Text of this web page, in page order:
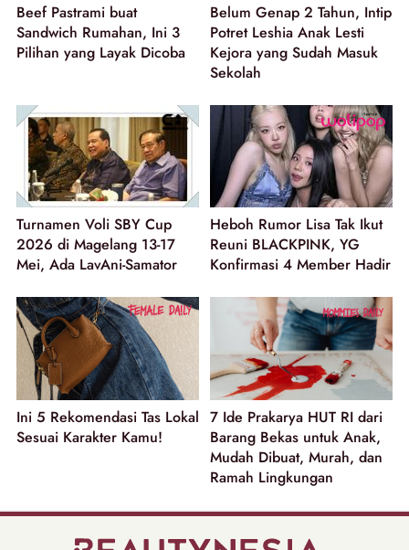
Beef Pastrami buat
Sandwich Rumahan, Ini 3
Pilihan yang Layak Dicoba
Belum Genap 2 Tahun, Intip
Potret Leshia Anak Lesti
Kejora yang Sudah Masuk
Sekolah
Turnamen Voli SBY Cup
2026 di Magelang 13-17
Mei, Ada LavAni-Samator
Heboh Rumor Lisa Tak Ikut
Reuni BLACKPINK, YG
Konfirmasi 4 Member Hadir
Ini 5 Rekomendasi Tas Lokal
Sesuai Karakter Kamu!
7 Ide Prakarya HUT RI dari
Barang Bekas untuk Anak,
Mudah Dibuat, Murah, dan
Ramah Lingkungan